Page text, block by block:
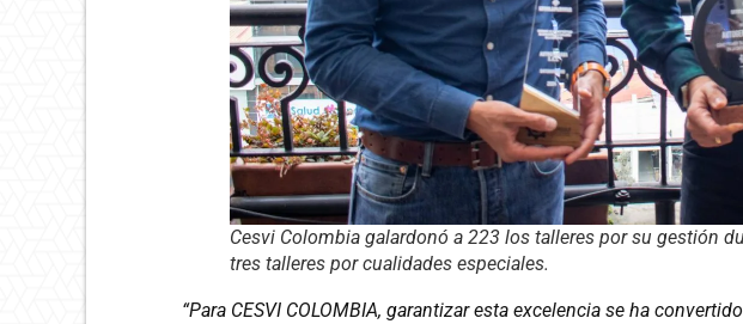
Cesvi Colombia galardonó a 223 los talleres por su gestión
tres talleres por cualidades especiales.
“Para CESVI COLOMBIA, garantizar esta excelencia se ha